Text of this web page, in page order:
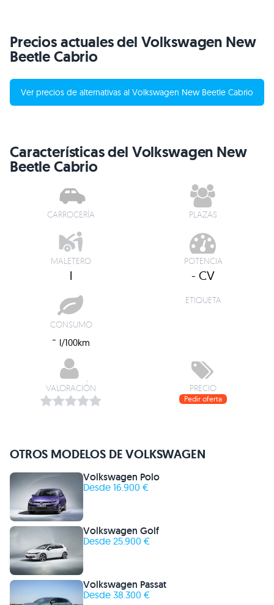
Precios actuales del Volkswagen New
Beetle Cabrio
Ver precios de alternativas al Volkswagen New Beetle Cabrio
Características del Volkswagen New
Beetle Cabrio
CARROCERÍA PLAZAS
MALETERO
l
POTENCIA
- CV
CONSUMO
- l/100km
ETIQUETA
VALORACIÓN PRECIO
Pedir oferta
OTROS MODELOS DE VOLKSWAGEN
Volkswagen Polo
Desde 16.900 €
Volkswagen Golf
Desde 25.900 €
Volkswagen Passat
Desde 38.300 €